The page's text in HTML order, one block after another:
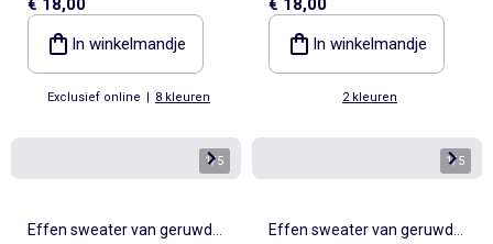
capuchon
In winkelmandje
Exclusief online | 8 kleuren
In winkelmandje
2 kleuren
1/5
Effen sweater van geruwde
1/5
Effen sweater van geruwde